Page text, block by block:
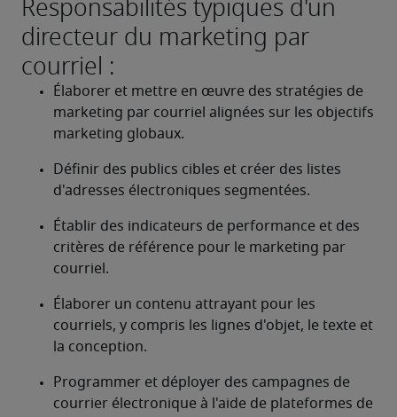
Responsabilités typiques d'un
directeur du marketing par
courriel :
Élaborer et mettre en œuvre des stratégies de
marketing par courriel alignées sur les objectifs
marketing globaux.
Définir des publics cibles et créer des listes
d'adresses électroniques segmentées.
Établir des indicateurs de performance et des
critères de référence pour le marketing par
courriel.
Élaborer un contenu attrayant pour les
courriels, y compris les lignes d'objet, le texte et
la conception.
Programmer et déployer des campagnes de
courrier électronique à l'aide de plateformes de